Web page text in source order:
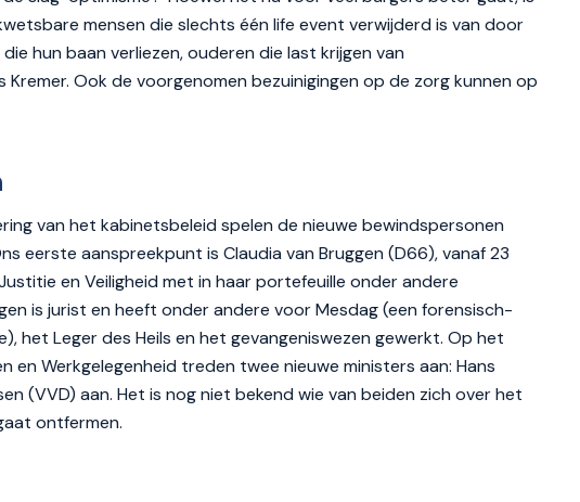
mensen die slechts één life event verwijderd is van door
hun baan verliezen, ouderen die last krijgen van
Kremer. Ook de voorgenomen bezuinigingen op de zorg kunnen op
van het kabinetsbeleid spelen de nieuwe bewindspersonen
eerste aanspreekpunt is Claudia van Bruggen (D66), vanaf 23
en Veiligheid met in haar portefeuille onder andere
is jurist en heeft onder andere voor Mesdag (een forensisch-
het Leger des Heils en het gevangeniswezen gewerkt. Op het
en Werkgelegenheid treden twee nieuwe ministers aan: Hans
(VVD) aan. Het is nog niet bekend wie van beiden zich over het
ontfermen.